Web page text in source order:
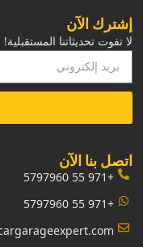
إشترك الآن
لا تفوت تحديثاتنا
‏اتصل بنا الآن‏
+971 55 5797960
+971 55 5797960